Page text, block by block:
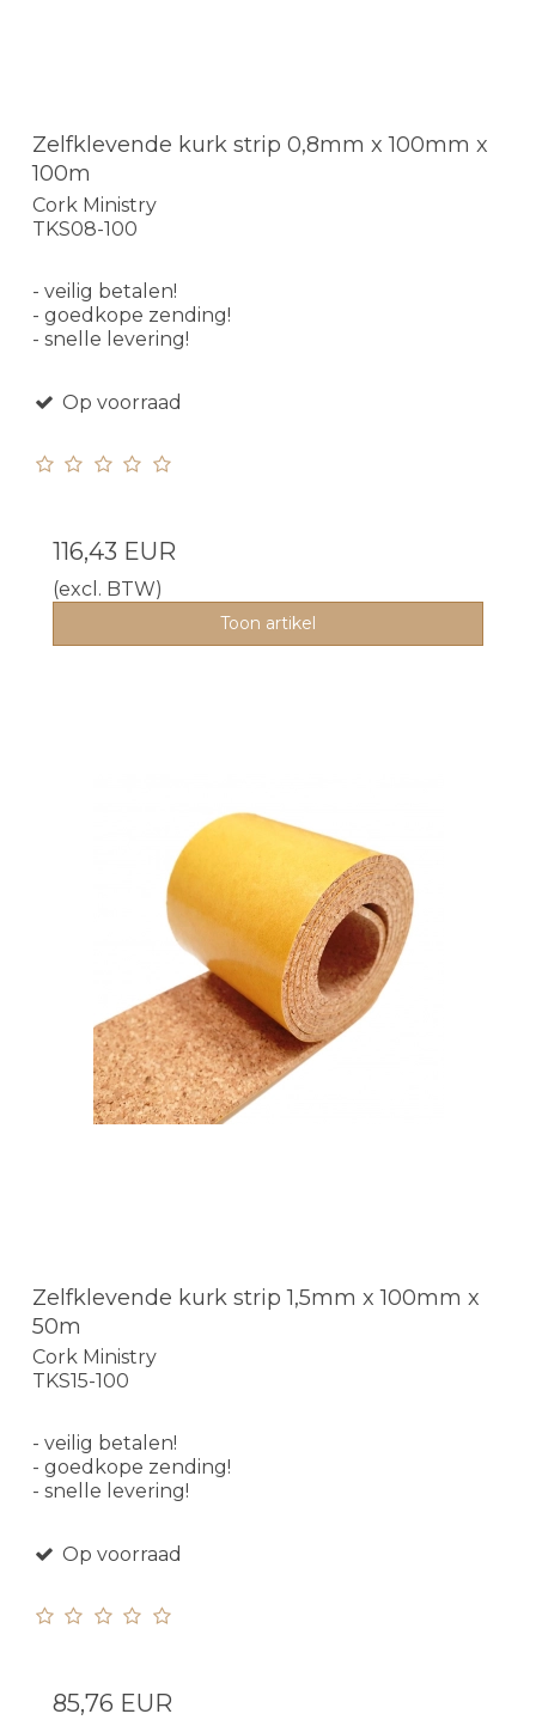
Zelfklevende kurk strip 0,8mm x 100mm x
100m
Cork Ministry
TKS08-100
- veilig betalen!
- goedkope zending!
- snelle levering!
Op voorraad
116,43 EUR
(excl. BTW)
Toon artikel
Zelfklevende kurk strip 1,5mm x 100mm x
50m
Cork Ministry
TKS15-100
- veilig betalen!
- goedkope zending!
- snelle levering!
Op voorraad
85,76 EUR